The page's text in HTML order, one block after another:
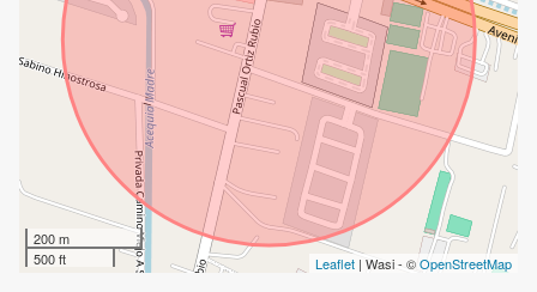
200 m
500 ft
Leaflet | Wasi - ©OpenStreetMap